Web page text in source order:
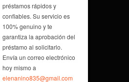
préstamos rápidos y
confiables. Su servicio es
100% genuino y te
garantiza la aprobación del
préstamo al solicitarlo.
Envía un correo electrónico
hoy mismo a
elenanino835@gmail.com